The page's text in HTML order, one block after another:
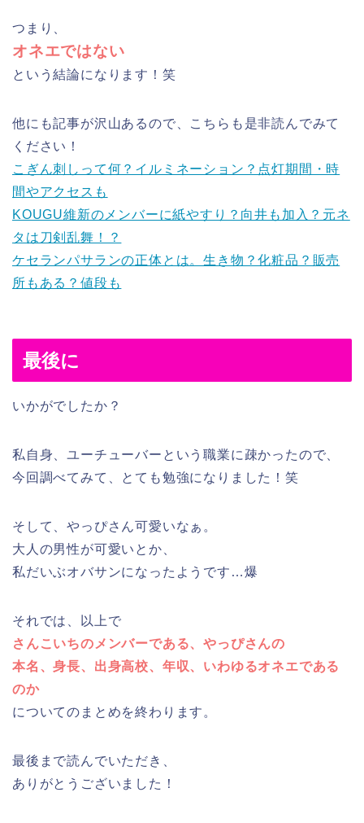
つまり、
オネエではない
という結論になります！笑
他にも記事が沢山あるので、こちらも是非読んでみて
ください！
こぎん刺しって何？イルミネーション？点灯期間・時
間やアクセスも
KOUGU維新のメンバーに紙やすり？向井も加入？元ネ
タは刀剣乱舞！？
ケセランパサランの正体とは。生き物？化粧品？販売
所もある？値段も
最後に
いかがでしたか？
私自身、ユーチューバーという職業に疎かったので、
今回調べてみて、とても勉強になりました！笑
そして、やっぴさん可愛いなぁ。
大人の男性が可愛いとか、
私だいぶオバサンになったようです…爆
それでは、以上で
さんこいちのメンバーである、やっぴさんの
本名、身長、出身高校、年収、いわゆるオネエである
のか
についてのまとめを終わります。
最後まで読んでいただき、
ありがとうございました！